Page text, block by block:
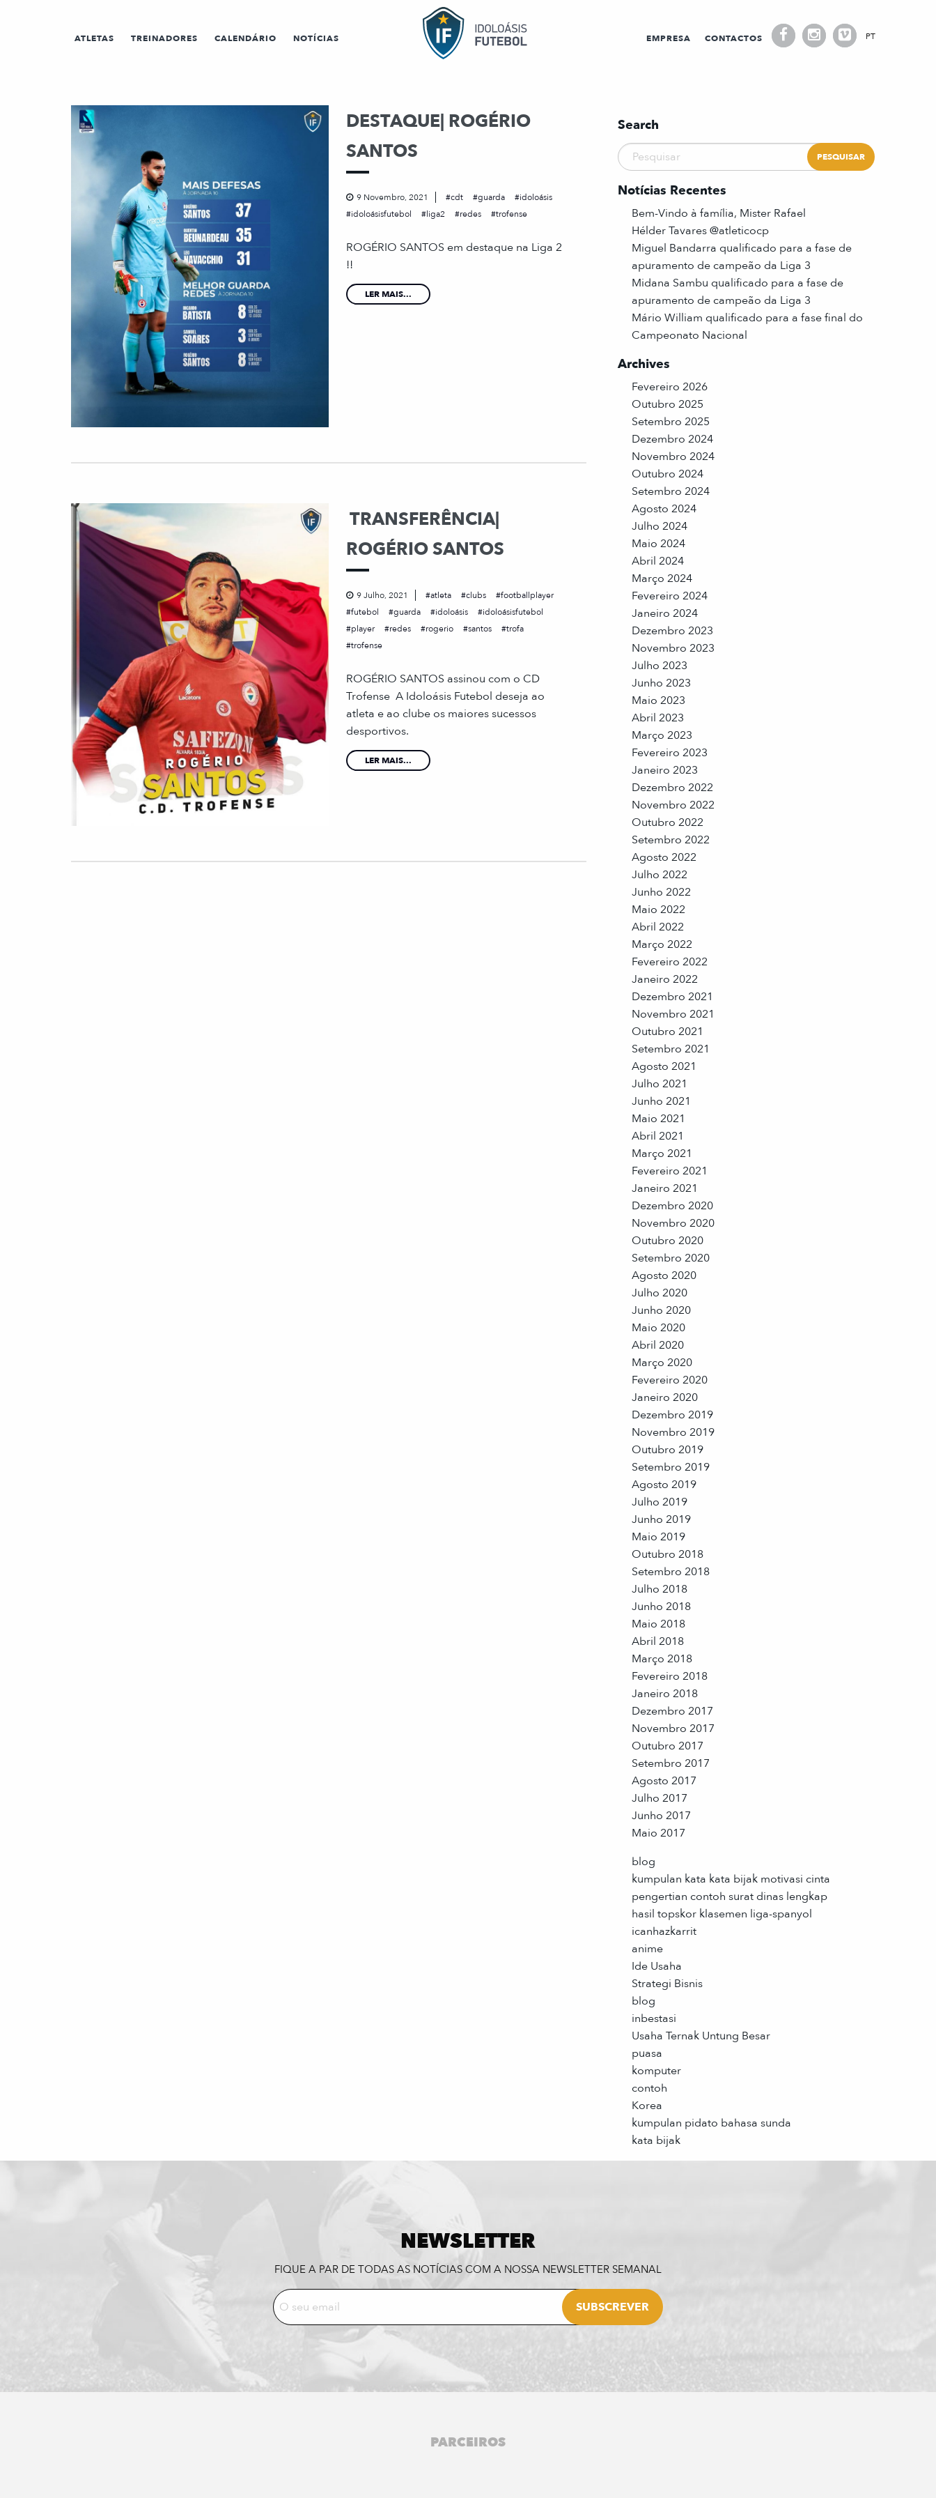
ATLETAS TREINADORES CALENDÁRIO NOTÍCIAS EMPRESA CONTACTOS PT
DESTAQUE| ROGÉRIO
SANTOS
9 Novembro, 2021 cdt guarda
idoloásis
idoloásisfutebol
liga2 redes trofense
ROGÉRIO SANTOS em destaque na Liga 2
!!
LER MAIS...
TRANSFERÊNCIA|
ROGÉRIO SANTOS
9 Julho, 2021 atleta clubs
footballplayer
futebol
guarda idoloásis
idoloásisfutebol
player
redes rogerio santos
trofa
trofense
ROGÉRIO SANTOS assinou com o CD
Trofense A Idoloásis Futebol deseja ao
atleta e ao clube os maiores sucessos
desportivos.
LER MAIS...
Search
Notícias Recentes
Bem-Vindo à família, Mister Rafael
Hélder Tavares @atleticocp
Miguel Bandarra qualificado para a fase de
apuramento de campeão da Liga 3
Midana Sambu qualificado para a fase de
apuramento de campeão da Liga 3
Mário William qualificado para a fase final do
Campeonato Nacional
Archives
Fevereiro 2026
Outubro 2025
Setembro 2025
Dezembro 2024
Novembro 2024
Outubro 2024
Setembro 2024
Agosto 2024
Julho 2024
Maio 2024
Abril 2024
Março 2024
Fevereiro 2024
Janeiro 2024
Dezembro 2023
Novembro 2023
Julho 2023
Junho 2023
Maio 2023
Abril 2023
Março 2023
Fevereiro 2023
Janeiro 2023
Dezembro 2022
Novembro 2022
Outubro 2022
Setembro 2022
Agosto 2022
Julho 2022
Junho 2022
Maio 2022
Abril 2022
Março 2022
Fevereiro 2022
Janeiro 2022
Dezembro 2021
Novembro 2021
Outubro 2021
Setembro 2021
Agosto 2021
Julho 2021
Junho 2021
Maio 2021
Abril 2021
Março 2021
Fevereiro 2021
Janeiro 2021
Dezembro 2020
Novembro 2020
Outubro 2020
Setembro 2020
Agosto 2020
Julho 2020
Junho 2020
Maio 2020
Abril 2020
Março 2020
Fevereiro 2020
Janeiro 2020
Dezembro 2019
Novembro 2019
Outubro 2019
Setembro 2019
Agosto 2019
Julho 2019
Junho 2019
Maio 2019
Outubro 2018
Setembro 2018
Julho 2018
Junho 2018
Maio 2018
Abril 2018
Março 2018
Fevereiro 2018
Janeiro 2018
Dezembro 2017
Novembro 2017
Outubro 2017
Setembro 2017
Agosto 2017
Julho 2017
Junho 2017
Maio 2017
blog
kumpulan kata kata bijak motivasi cinta
pengertian contoh surat dinas lengkap
hasil topskor klasemen liga-spanyol
icanhazkarrit
anime
Ide Usaha
Strategi Bisnis
blog
inbestasi
Usaha Ternak Untung Besar
puasa
komputer
contoh
Korea
kumpulan pidato bahasa sunda
kata bijak
NEWSLETTER
FIQUE A PAR DE TODAS AS NOTÍCIAS COM A NOSSA NEWSLETTER SEMANAL
PARCEIROS